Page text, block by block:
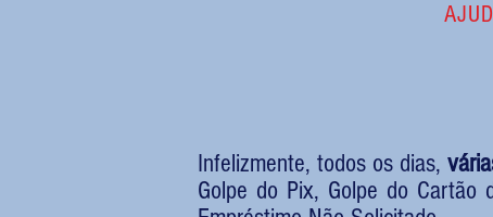
Infelizmente, todos os dias,
Golpe do Pix, Golpe do Cartão